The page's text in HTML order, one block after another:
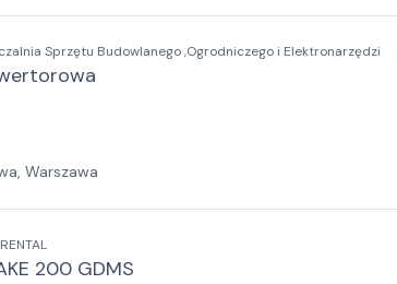
Sprzętu Budowlanego ,Ogrodniczego i Elektronarzędzi
Warszawa
200 GDMS